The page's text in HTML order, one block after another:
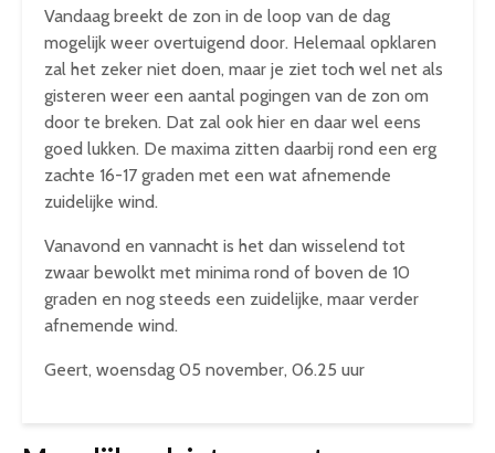
Vandaag breekt de zon in de loop van de dag
mogelijk weer overtuigend door. Helemaal opklaren
zal het zeker niet doen, maar je ziet toch wel net als
gisteren weer een aantal pogingen van de zon om
door te breken. Dat zal ook hier en daar wel eens
goed lukken. De maxima zitten daarbij rond een erg
zachte 16-17 graden met een wat afnemende
zuidelijke wind.
Vanavond en vannacht is het dan wisselend tot
zwaar bewolkt met minima rond of boven de 10
graden en nog steeds een zuidelijke, maar verder
afnemende wind.
Geert, woensdag 05 november, 06.25 uur